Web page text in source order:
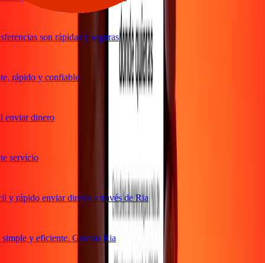
son rápidas y seguras
rápido y confiable
dinero
servicio
rápido enviar dinero a través de Ria
y eficiente. Gracias Ria